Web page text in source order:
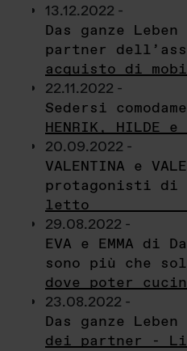
13.12.2022 -
Das ganze
partner
acquisto di
22.11.2022 -
Sedersi
HENRIK, HILDE e
20.09.2022 -
VALENTINA e
protagonisti di
letto
29.08.2022 -
EVA e EMMA di
sono più che
dove poter
23.08.2022 -
Das ganze
dei partner -